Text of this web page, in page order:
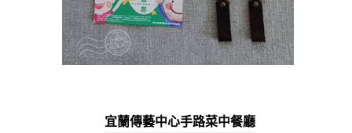
宜蘭傳藝中心手路菜中餐廳